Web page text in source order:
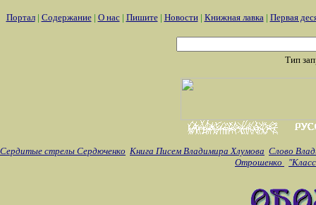
Портал| Содержание| О нас| Пишите| Новости| Книжная лавка| Первая
Тип
Сердитые стрелы Сердюченко Книга Писем Владимира Хлумова Слово
Отрошенко